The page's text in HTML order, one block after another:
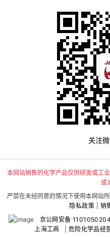
关注
本网站销售的化学产品仅供研发或工
或
严禁在未经同意的情况下使用本网站所
隐私政策
销
京公网安备
上海工商
危险化学品经